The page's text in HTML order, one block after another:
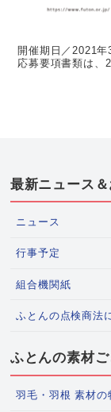
開催期日／2021
応募要項書類は、
最新ニュース
ニュース
行事予定
組合機関紙
ふとんの点検商法
ふとんの素材
羽毛・羽根 素材の